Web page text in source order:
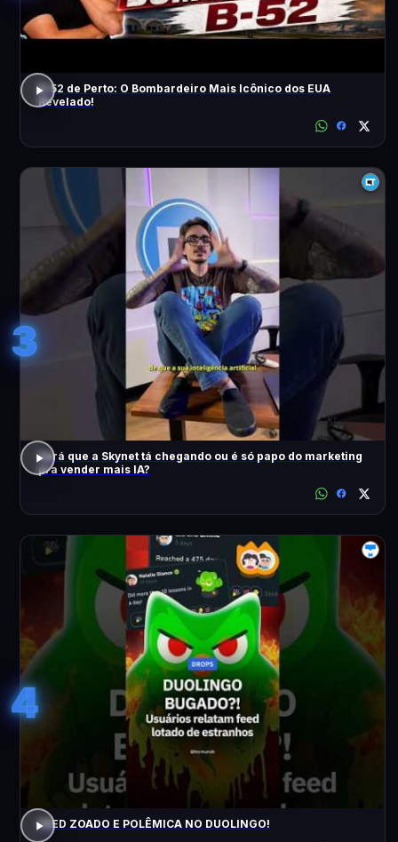
B-52 de Perto: O Bombardeiro Mais Icônico dos EUA
Revelado!
3
Será que a Skynet tá chegando ou é só papo do marketing
pra vender mais IA?
4
FEED ZOADO E POLÊMICA NO DUOLINGO!